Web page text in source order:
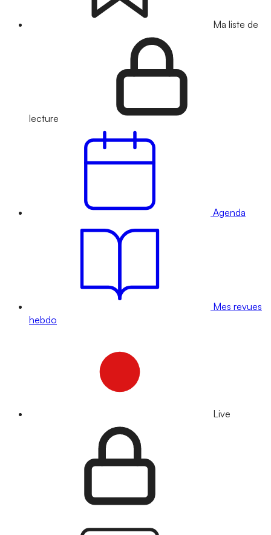
Ma liste de
lecture
Agenda
Mes revues
hebdo
Live